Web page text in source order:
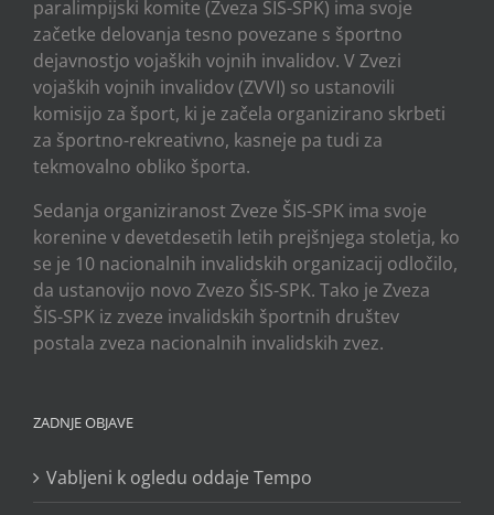
paralimpijski komite (Zveza ŠIS-SPK) ima svoje
začetke delovanja tesno povezane s športno
dejavnostjo vojaških vojnih invalidov. V Zvezi
vojaških vojnih invalidov (ZVVI) so ustanovili
komisijo za šport, ki je začela organizirano skrbeti
za športno-rekreativno, kasneje pa tudi za
tekmovalno obliko športa.
Sedanja organiziranost Zveze ŠIS-SPK ima svoje
korenine v devetdesetih letih prejšnjega stoletja, ko
se je 10 nacionalnih invalidskih organizacij odločilo,
da ustanovijo novo Zvezo ŠIS-SPK. Tako je Zveza
ŠIS-SPK iz zveze invalidskih športnih društev
postala zveza nacionalnih invalidskih zvez.
ZADNJE OBJAVE
Vabljeni k ogledu oddaje Tempo